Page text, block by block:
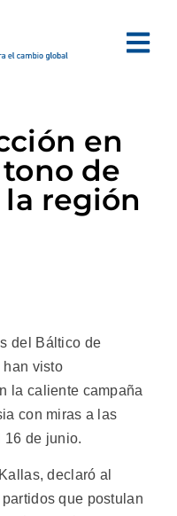
en
de
región
del Báltico de
han visto
la caliente campaña
con miras a las
de junio.
declaró al
que postulan